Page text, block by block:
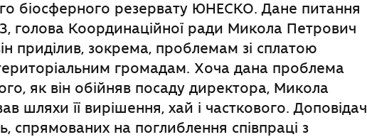
біосферного резервату ЮНЕСКО. Дане питання
голова Координаційної ради Микола Петрович
приділив, зокрема, проблемам зі сплатою
громадам. Хоча дана проблема
як він обійняв посаду директора, Микола
шляхи її вирішення, хай і часткового. Доповідач
спрямованих на поглиблення співпраці з